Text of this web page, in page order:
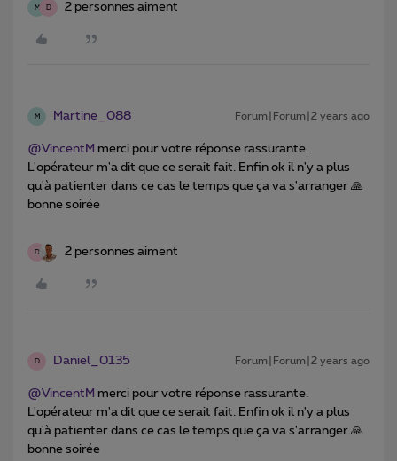
M D 2 personnes aiment
M Martine_088 Forum|Forum|2 years ago
@VincentM merci pour votre réponse rassurante.
L'opérateur m'a dit que ce serait fait. Enfin ok il n'y a plus
qu'à patienter dans ce cas le temps que ça va s'arranger 🙏
bonne soirée
D 2 personnes aiment
D Daniel_0135 Forum|Forum|2 years ago
@VincentM merci pour votre réponse rassurante.
L'opérateur m'a dit que ce serait fait. Enfin ok il n'y a plus
qu'à patienter dans ce cas le temps que ça va s'arranger 🙏
bonne soirée